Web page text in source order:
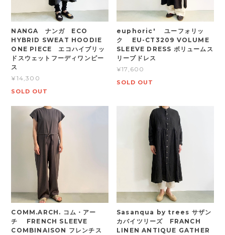
NANGA ナンガ ECO
HYBRID SWEAT HOODIE
ONE PIECE エコハイブリッ
ドスウェットフーディワンピー
ス
¥14,300
SOLD OUT
euphoric' ユーフォリッ
ク EU-CT3209 VOLUME
SLEEVE DRESS ボリュームス
リーブドレス
¥17,600
SOLD OUT
COMM.ARCH. コム・アー
チ FRENCH SLEEVE
COMBINAISON フレンチス
Sasanqua by trees サザン
カバイツリーズ FRANCH
LINEN ANTIQUE GATHER